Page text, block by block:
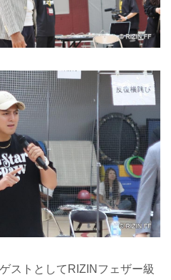
ストとしてRIZINフェザー級